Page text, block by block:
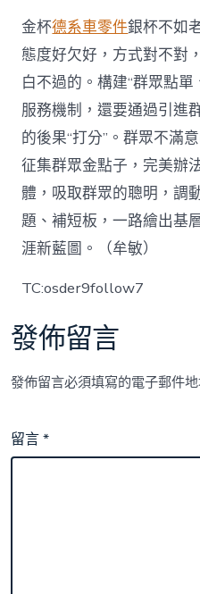
金杯德系車零件銀杯不如
態度好欠好，方式對不對
白不過的。構建“群眾點
服務機制，還要通過引進
的後果“打分”。群眾不滿
征集群眾金點子，完美辦
體，吸取群眾的聰明，調
題、補短板，一路繪出基
涯新藍圖。（牟敏）
TC:osder9follow7
發佈留言
發佈留言必須填寫的電子郵件地
留言*